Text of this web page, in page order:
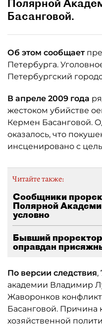
Полярной
Басанговой.
Об этом сообщает
Петербурга.
Петербургский
В апреле 2009 года
жестоком убийстве
Кермен Басанговой.
оказалось, что
инсценировано с
Читайте также:
Сообщники
Полярной
условно
Бывший
оправдан
По версии следствия,
академии Владимир
Жаворонков
Басанговой. Причина
хозяйственной